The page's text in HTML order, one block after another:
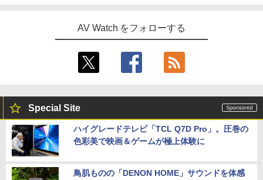
AV Watch をフォローする
Special Site
ハイグレードテレビ「TCL Q7D Pro」。圧巻の
色彩美で映画＆ゲームが極上体験に
鳥肌ものの「DENON HOME」サウンドを体感